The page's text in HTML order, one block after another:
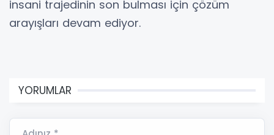
insani trajedinin son bulması için çözüm
arayışları devam ediyor.
YORUMLAR